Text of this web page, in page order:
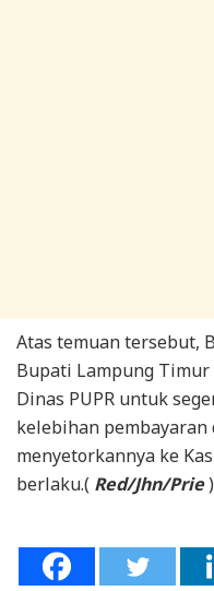
Atas temuan tersebut,
Bupati Lampung
Dinas PUPR untuk
kelebihan
menyetorkannya ke
berlaku.( Red/Jhn/Prie)